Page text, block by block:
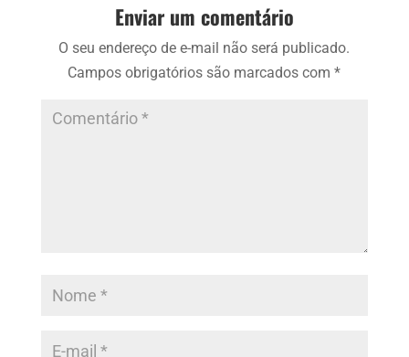
Enviar um comentário
O seu endereço de e-mail não será publicado.
Campos obrigatórios são marcados com*